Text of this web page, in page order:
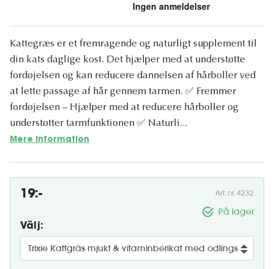
Kattegræs er et fremragende og naturligt supplement til
din kats daglige kost. Det hjælper med at understøtte
fordøjelsen og kan reducere dannelsen af hårboller ved
at lette passage af hår gennem tarmen. ✅ Fremmer
fordøjelsen – Hjælper med at reducere hårboller og
understøtter tarmfunktionen ✅ Naturli...
Mere information
19:- Art. nr. 4232
På lager
Välj: